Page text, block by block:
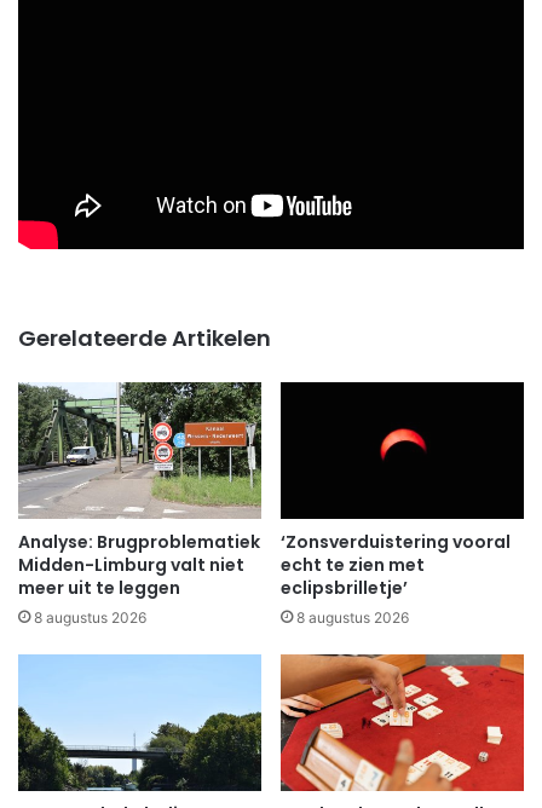
Gerelateerde Artikelen
Analyse: Brugproblematiek
Midden-Limburg valt niet
meer uit te leggen
8 augustus 2026
‘Zonsverduistering vooral
echt te zien met
eclipsbrilletje’
8 augustus 2026